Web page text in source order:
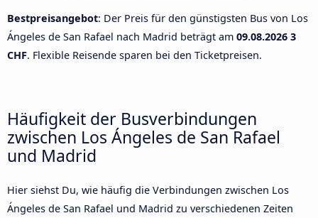
Bestpreisangebot: Der Preis für den günstigsten Bus von Los
Ángeles de San Rafael nach Madrid beträgt am 09.08.2026 3
CHF. Flexible Reisende sparen bei den Ticketpreisen.
Häufigkeit der Busverbindungen
zwischen Los Ángeles de San Rafael
und Madrid
Hier siehst Du, wie häufig die Verbindungen zwischen Los
Ángeles de San Rafael und Madrid zu verschiedenen Zeiten